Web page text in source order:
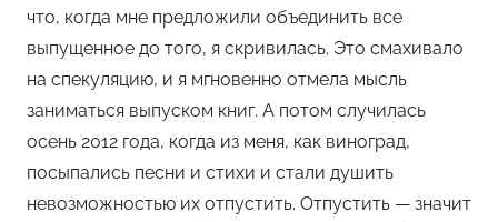
ь
что, когда мне предложили объединить все
выпущенное до того, я скривилась. Это смахивало
на спекуляцию, и я мгновенно отмела мысль
заниматься выпуском книг. А потом случилась
осень 2012 года, когда из меня, как виноград,
посыпались песни и стихи и стали душить
невозможностью их отпустить. Отпустить — значит